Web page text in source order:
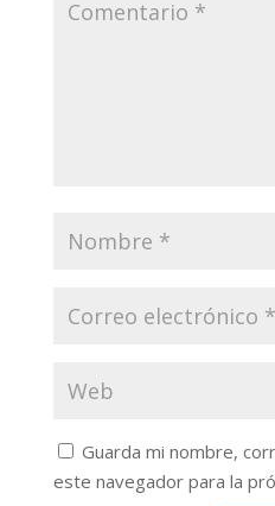
Guarda mi nombre,
este navegador para la